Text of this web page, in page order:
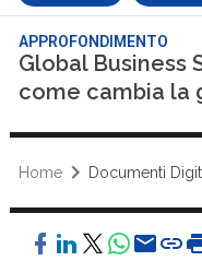
APPROFONDIMENTO
Global Business
come cambia la
Home Documenti